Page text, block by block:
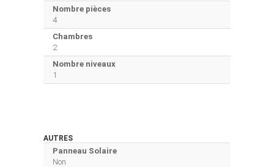
Nombre pièces
4
Chambres
2
Nombre niveaux
1
AUTRES
Panneau Solaire
Non